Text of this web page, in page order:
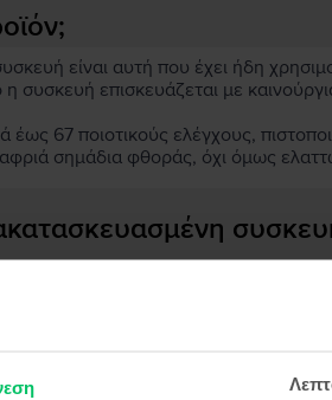
είναι αυτή που έχει ήδη
συσκευή επισκευάζεται με
67 ποιοτικούς ελέγχους,
σημάδια φθοράς, όχι όμως
της συσκευής;